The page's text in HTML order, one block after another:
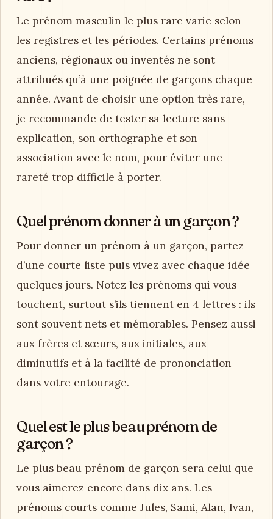
Le prénom masculin le plus rare varie selon
les registres et les périodes. Certains prénoms
anciens, régionaux ou inventés ne sont
attribués qu’à une poignée de garçons chaque
année. Avant de choisir une option très rare,
je recommande de tester sa lecture sans
explication, son orthographe et son
association avec le nom, pour éviter une
rareté trop difficile à porter.
Quel prénom donner à un garçon ?
Pour donner un prénom à un garçon, partez
d’une courte liste puis vivez avec chaque idée
quelques jours. Notez les prénoms qui vous
touchent, surtout s’ils tiennent en 4 lettres : ils
sont souvent nets et mémorables. Pensez aussi
aux frères et sœurs, aux initiales, aux
diminutifs et à la facilité de prononciation
dans votre entourage.
Quel est le plus beau prénom de
garçon ?
Le plus beau prénom de garçon sera celui que
vous aimerez encore dans dix ans. Les
prénoms courts comme Jules, Sami, Alan, Ivan,